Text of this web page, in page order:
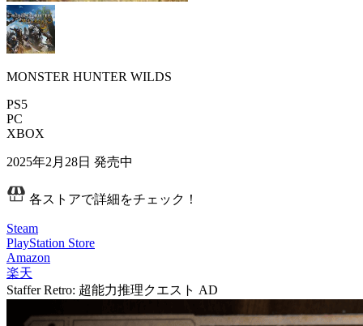
MONSTER HUNTER WILDS
PS5
PC
XBOX
2025年2月28日 発売中
各ストアで詳細をチェック！
Steam
PlayStation Store
Amazon
楽天
Staffer Retro: 超能力推理クエスト AD